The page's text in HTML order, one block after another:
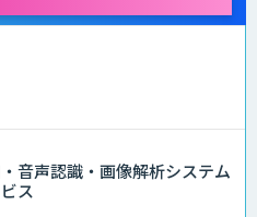
音声認識・画像解析システム
ス